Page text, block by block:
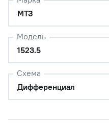
МТЗ
Модель
1523.5
Схема
Дифференциал